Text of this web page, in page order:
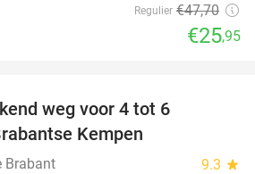
Regulier €47,70
€25,95
weg voor 4 tot 6
Kempen
Brabant 9.3 star